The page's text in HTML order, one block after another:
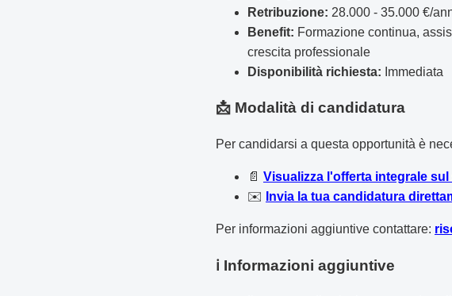
Retribuzione: 28.000 - 35.000 €/
Benefit: Formazione continua,
crescita professionale
Disponibilità richiesta: Immediata
📩 Modalità di candidatura
Per candidarsi a questa opportunità è
📄 Visualizza l'offerta integrale
✉️
Invia la tua candidatura
Per informazioni aggiuntive contattare:
ℹ️ Informazioni aggiuntive